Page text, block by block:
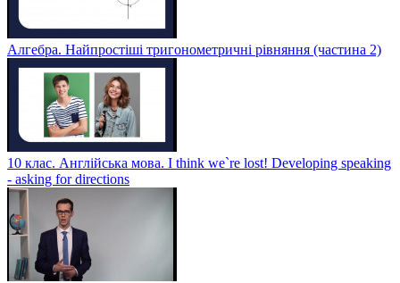
Алгебра. Найпростіші тригонометричні рівняння (частина 2)
10 клас. Англійська мова. I think we`re lost! Developing speaking
- asking for directions